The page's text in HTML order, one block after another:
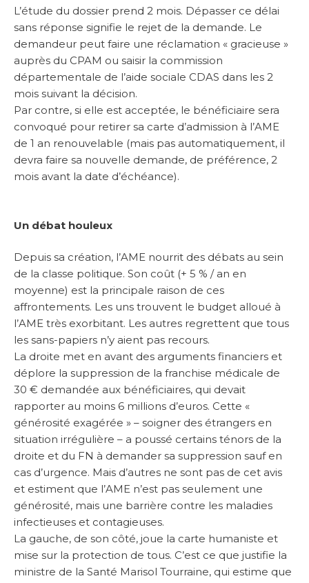
L’étude du dossier prend 2 mois. Dépasser ce délai
sans réponse signifie le rejet de la demande. Le
demandeur peut faire une réclamation « gracieuse »
auprès du CPAM ou saisir la commission
départementale de l’aide sociale CDAS dans les 2
mois suivant la décision.
Par contre, si elle est acceptée, le bénéficiaire sera
convoqué pour retirer sa carte d’admission à l’AME
de 1 an renouvelable (mais pas automatiquement, il
devra faire sa nouvelle demande, de préférence, 2
mois avant la date d’échéance).
Un débat houleux
Depuis sa création, l’AME nourrit des débats au sein
de la classe politique. Son coût (+ 5 % / an en
moyenne) est la principale raison de ces
affrontements. Les uns trouvent le budget alloué à
l’AME très exorbitant. Les autres regrettent que tous
les sans-papiers n’y aient pas recours.
La droite met en avant des arguments financiers et
déplore la suppression de la franchise médicale de
30 € demandée aux bénéficiaires, qui devait
rapporter au moins 6 millions d’euros. Cette «
générosité exagérée » – soigner des étrangers en
situation irrégulière – a poussé certains ténors de la
droite et du FN à demander sa suppression sauf en
cas d’urgence. Mais d’autres ne sont pas de cet avis
et estiment que l’AME n’est pas seulement une
générosité, mais une barrière contre les maladies
infectieuses et contagieuses.
La gauche, de son côté, joue la carte humaniste et
mise sur la protection de tous. C’est ce que justifie la
ministre de la Santé Marisol Tourraine, qui estime que